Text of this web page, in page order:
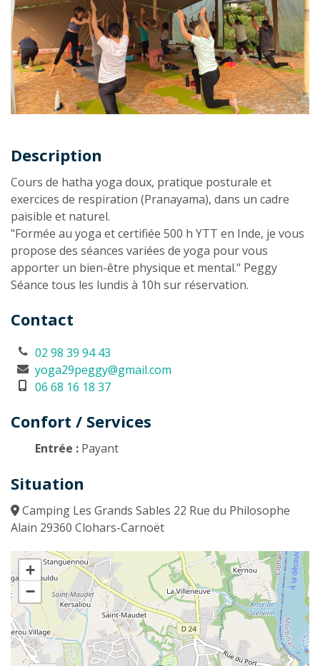
Description
Description
Cours de hatha yoga doux, pratique posturale et
exercices de respiration (Pranayama), dans un cadre
paisible et naturel.
"Formée au yoga et certifiée 500 h YTT en Inde, je vous
propose des séances variées de yoga pour vous
apporter un bien-être physique et mental." Peggy
Séance tous les lundis à 10h sur réservation.
Contact
02 98 39 94 43
yoga29peggy@gmail.com
06 68 16 18 37
Confort / Services
Entrée : Payant
Situation
Camping Les Grands Sables 22 Rue du Philosophe
Alain 29360 Clohars-Carnoët
+
−